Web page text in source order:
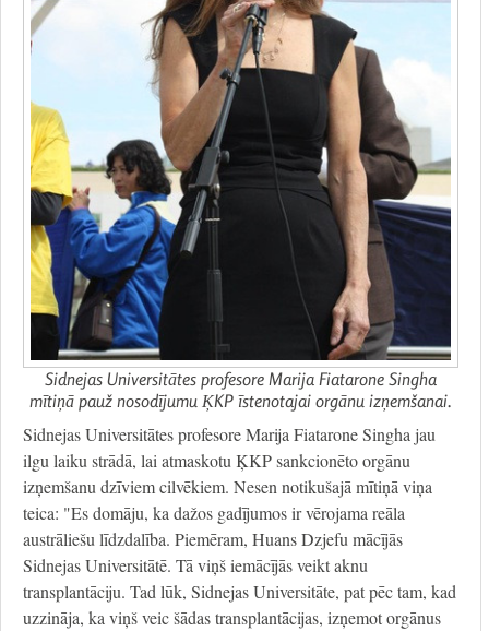
Sidnejas Universitātes profesore Marija Fiatarone Singha
mītiņā pauž nosodījumu ĶKP īstenotajai orgānu izņemšanai.
Sidnejas Universitātes profesore Marija Fiatarone Singha jau
ilgu laiku strādā, lai atmaskotu ĶKP sankcionēto orgānu
izņemšanu dzīviem cilvēkiem. Nesen notikušajā mītiņā viņa
teica: "Es domāju, ka dažos gadījumos ir vērojama reāla
austrāliešu līdzdalība. Piemēram, Huans Dzjefu mācījās
Sidnejas Universitātē. Tā viņš iemācījās veikt aknu
transplantāciju. Tad lūk, Sidnejas Universitāte, pat pēc tam, kad
uzzināja, ka viņš veic šādas transplantācijas, izņemot orgānus